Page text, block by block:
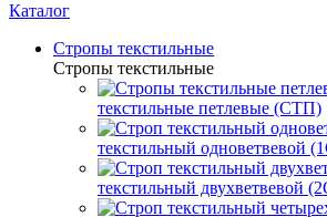
Каталог
Стропы текстильные
Стропы текстильные
текстильные петлевые (СТП)
текстильный одноветвевой
текстильный двухветвевой